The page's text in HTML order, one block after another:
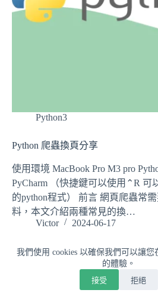
我們使用 cookies 以確保我們可以讓
的體驗。
接受 拒絕
Python3
Python 爬蟲換頁分享
使用環境 MacBook Pro M3 pro
PyCharm （快捷鍵可以使用⌃R 可
的python程式） 前言 網頁爬蟲常
料，本文介紹兩種常見的換…
Victor
2024-06-17